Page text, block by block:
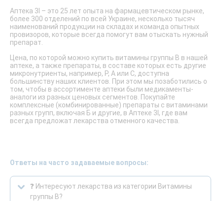
Аптека 3I – это 25 лет опыта на фармацевтическом рынке,
более 300 отделений по всей Украине, несколько тысяч
наименований продукции на складах и команда опытных
провизоров, которые всегда помогут вам отыскать нужный
препарат.
Цена, по которой можно купить витамины группы B в нашей
аптеке, а также препараты, в составе которых есть другие
микронутриенты, например, P, A или С, доступна
большинству наших клиентов. При этом мы позаботились о
том, чтобы в ассортименте аптеки были медикаменты-
аналоги из разных ценовых сегментов. Покупайте
комплексные (комбинированные) препараты с витаминами
разных групп, включая Б и другие, в Аптеке 3I, где вам
всегда предложат лекарства отменного качества.
Ответы на часто задаваемые вопросы:
❓ Интересуют лекарства из категории Витамины
группы В?